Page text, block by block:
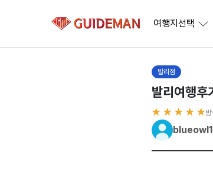
여행지선택
발리점
발리여행후
★ ★ ★ ★ ★